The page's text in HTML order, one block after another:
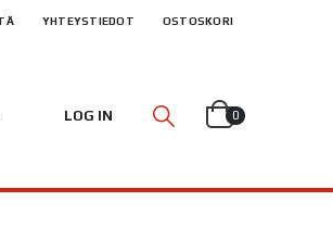
YHTEYSTIEDOT OSTOSKORI
LOG IN 0